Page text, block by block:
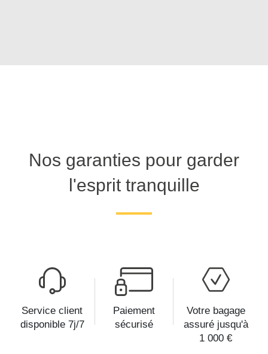
Nos garanties pour garder
l'esprit tranquille
Service client
disponible 7j/7
Paiement
sécurisé
Votre bagage
assuré jusqu'à
1 000 €